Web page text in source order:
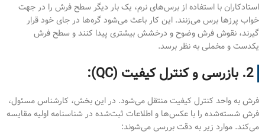
استادکاران با استفاده از برس‌های نرم، یک بار دیگر سطح فرش را در جهت
خواب پرزها برس می‌زنند. این کار باعث می‌شود گره‌ها در جای خود قرار
گیرند، نقوش فرش وضوح و درخشش بیشتری پیدا کنند و سطح فرش
یکدست و مخملی به نظر برسد.
2. بازرسی و کنترل کیفیت (QC):
فرش به واحد کنترل کیفیت منتقل می‌شود. در این بخش، کارشناس مسئول،
فرش شسته‌شده را با عکس‌ها و اطلاعات ثبت‌شده در شناسنامه اولیه مقایسه
می‌کند. موارد زیر به دقت بررسی می‌شوند: